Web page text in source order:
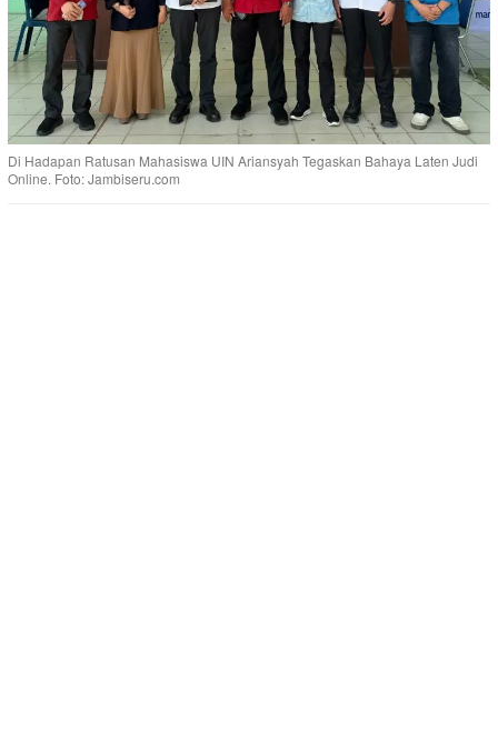
Di Hadapan Ratusan Mahasiswa UIN Ariansyah Tegaskan Bahaya Laten Judi
Online. Foto: Jambiseru.com